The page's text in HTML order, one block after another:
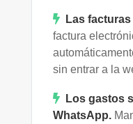
Las
factura
sin entrar a la
Los gastos
WhatsApp.